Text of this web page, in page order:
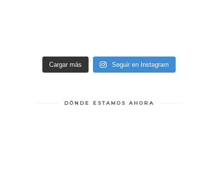
Cargar más Seguir en Instagram
DÓNDE ESTAMOS AHORA